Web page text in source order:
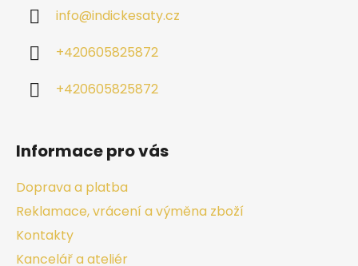
info@indickesaty.cz
+420605825872
+420605825872
Informace pro vás
Doprava a platba
Reklamace, vrácení a výměna zboží
Kontakty
Kancelář a ateliér